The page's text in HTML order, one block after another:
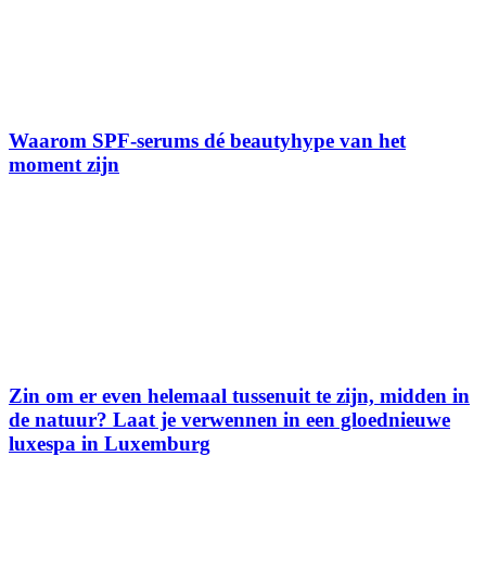
Waarom SPF-serums dé beautyhype van het
moment zijn
Zin om er even helemaal tussenuit te zijn, midden in
de natuur? Laat je verwennen in een gloednieuwe
luxespa in Luxemburg